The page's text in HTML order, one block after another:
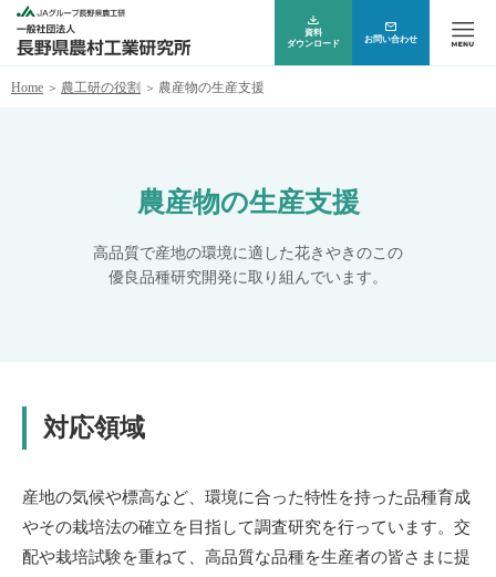
資料
ダウンロード
お問い合わせ
Home 農工研の役割 農産物の生産支援
農産物の生産支援
高品質で産地の環境に適した花きやきのこの
優良品種研究開発に取り組んでいます。
対応領域
産地の気候や標高など、環境に合った特性を持った品種育成
やその栽培法の確立を目指して調査研究を行っています。交
配や栽培試験を重ねて、高品質な品種を生産者の皆さまに提